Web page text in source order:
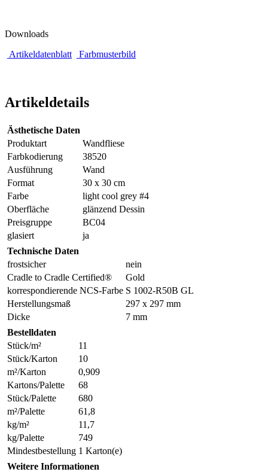
Downloads
Artikeldatenblatt
Farbmusterbild
Artikeldetails
Ästhetische Daten
Produktart
Wandfliese
Farbkodierung
38520
Ausführung
Wand
Format
30 x 30 cm
Farbe
light cool grey #4
Oberfläche
glänzend Dessin
Preisgruppe
BC04
glasiert
ja
Technische Daten
frostsicher
nein
Cradle to Cradle Certified®
Gold
korrespondierende NCS-Farbe S 1002-R50B GL
Herstellungsmaß
297 x 297 mm
Dicke
7 mm
Bestelldaten
Stück/m²
11
Stück/Karton
10
m²/Karton
0,909
Kartons/Palette
68
Stück/Palette
680
m²/Palette
61,8
kg/m²
11,7
kg/Palette
749
Mindestbestellung 1 Karton(e)
Weitere Informationen